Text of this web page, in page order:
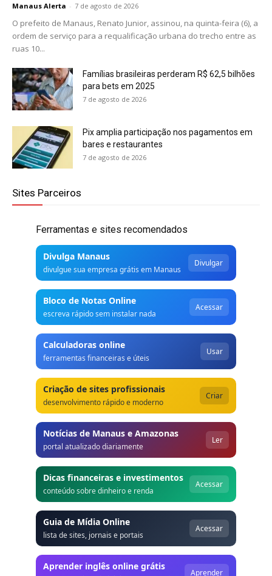
Manaus Alerta - 7 de agosto de 2026
O prefeito de Manaus, Renato Junior, assinou, na quinta-feira (6), a
ordem de serviço para a requalificação urbana do trecho entre as
ruas 10...
Famílias brasileiras perderam R$ 62,5 bilhões
para bets em 2025
7 de agosto de 2026
Pix amplia participação nos pagamentos em
bares e restaurantes
7 de agosto de 2026
Sites Parceiros
Ferramentas e sites recomendados
Divulga Manaus
divulgue sua empresa grátis em Manaus
Divulgar
Bloco de Notas Online
escreva rápido sem instalar nada
Acessar
Calculadoras online
ferramentas financeiras e úteis
Usar
Criação de sites profissionais
desenvolvimento rápido e moderno
Criar
Notícias de Manaus e Amazonas
portal atualizado diariamente
Ler
Dicas financeiras e investimentos
conteúdo sobre dinheiro e renda
Acessar
Guia de Mídia Online
lista de sites, jornais e portais
Acessar
Aprender inglês online grátis
Aprender